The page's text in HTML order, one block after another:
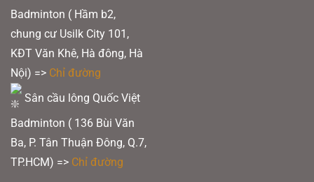
Badminton ( Hầm b2,
chung cư Usilk City 101,
KĐT Văn Khê, Hà đông, Hà
Nội) => Chỉ đường
Sân cầu lông Quốc Việt
Badminton ( 136 Bùi Văn
Ba, P. Tân Thuận Đông, Q.7,
TP.HCM) => Chỉ đường